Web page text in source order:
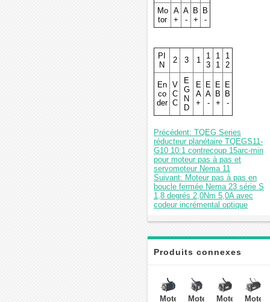
Mo
tor
A
+
A
-
B
+
B
-
PI
N
2 3 1
1
3
1
1
1
2
En
co
der
V
C
C
E
G
N
D
E
A
+
E
A
-
E
B
+
E
B
-
Précédent: TQEG Series
réducteur planétaire TQEGS11-
G10 10:1 contrecoup 15arc-min
pour moteur pas à pas et
servomoteur Nema 11
Suivant: Moteur pas à pas en
boucle fermée Nema 23 série S
1,8 degrés 2,0Nm 5,0A avec
codeur incrémental optique
Produits connexes
Moteur
Moteur
Moteur
Moteur